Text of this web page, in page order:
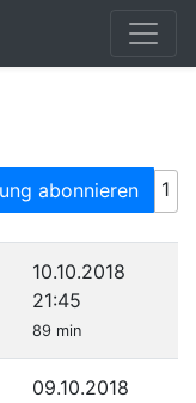
abonnieren 1
10.10.2018
21:45
89 min
09.10.2018